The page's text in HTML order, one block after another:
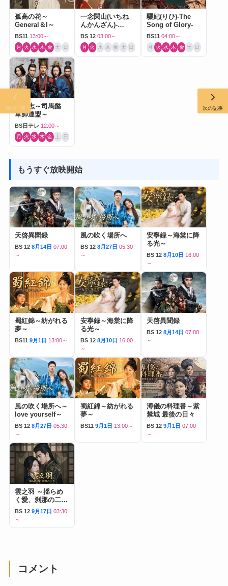
孤高の花～
General＆I～
BS11 13:00～
月 火 水 木 金 土 日
一念関山(いちね
んかんざん)-
Journey to Love-
BS 12 03:00～
月 火 水 木 金 土 日
驪妃(りひ)-The
Song of Glory-
BS11 04:00～
月 火 水 木 金 土 日
三国志～司馬懿
軍師連盟～
BS日テレ 12:00～
月 火 水 木 金 土 日
もうすぐ放映開始
天啓異聞録
BS 12 8月14日 07:00
～
風の吹く場所へ
BS 12 8月27日 05:30
～
安寧録～海棠に降
る光～
BS 12 8月10日 16:00
～
蜀紅錦～紡がれる
夢～
BS11 9月1日 13:00～
安寧録～海棠に降
る光～
BS 12 8月10日 16:00
～
天啓異聞録
BS 12 8月14日 07:00
～
風の吹く場所へ～
love yourself～
BS 12 8月27日 05:30
～
蜀紅錦～紡がれる
夢～
BS11 9月1日 13:00～
溥儀の料理番～紫
禁城 最後の日々
BS 12 9月1日 07:00
～
雲之羽 ～揺らめ
く愛、刹那の二人
～
BS 12 9月17日 03:30
～
コメント
前の記事 次の記事